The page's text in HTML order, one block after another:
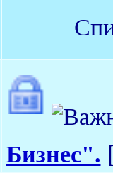
Бизнес".